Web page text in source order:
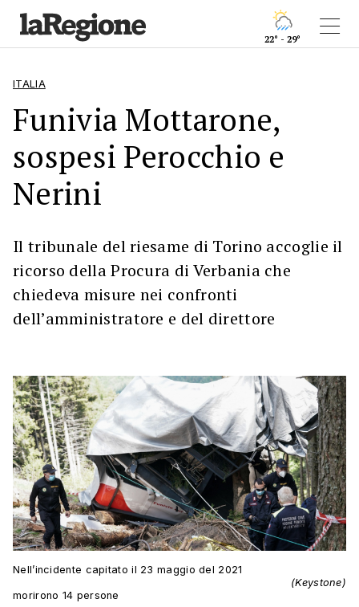
22° - 29°
ITALIA
Funivia Mottarone,
sospesi Perocchio e
Nerini
Il tribunale del riesame di Torino accoglie il
ricorso della Procura di Verbania che
chiedeva misure nei confronti
dell’amministratore e del direttore
Nell’incidente capitato il 23 maggio del 2021
morirono 14 persone
(Keystone)